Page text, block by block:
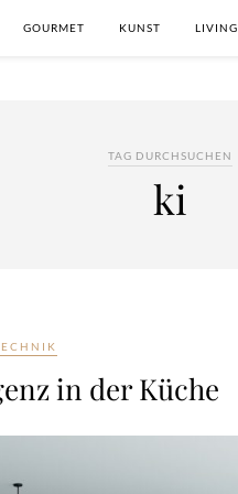
GOURMET KUNST LIVING
TAG DURCHSUCHEN
ki
in der Küche